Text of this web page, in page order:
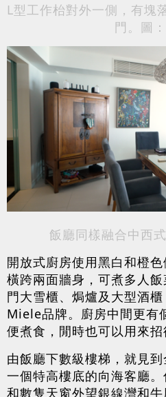
L型工作枱對外一側，有塊
門。圖
飯廳同樣融合中西
開放式廚房使用黑白和橙
橫跨兩面牆身，可煮多人
門大雪櫃、焗爐及大型酒
Miele品牌。廚房中間更有
便煮食，閒時也可以用來招
由飯廳下數級樓梯，就見
一個特高樓底的向海客廳
和數隻天窗外望銀線灣和